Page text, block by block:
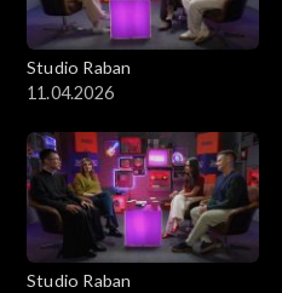
Studio Raban
11.04.2026
Studio Raban